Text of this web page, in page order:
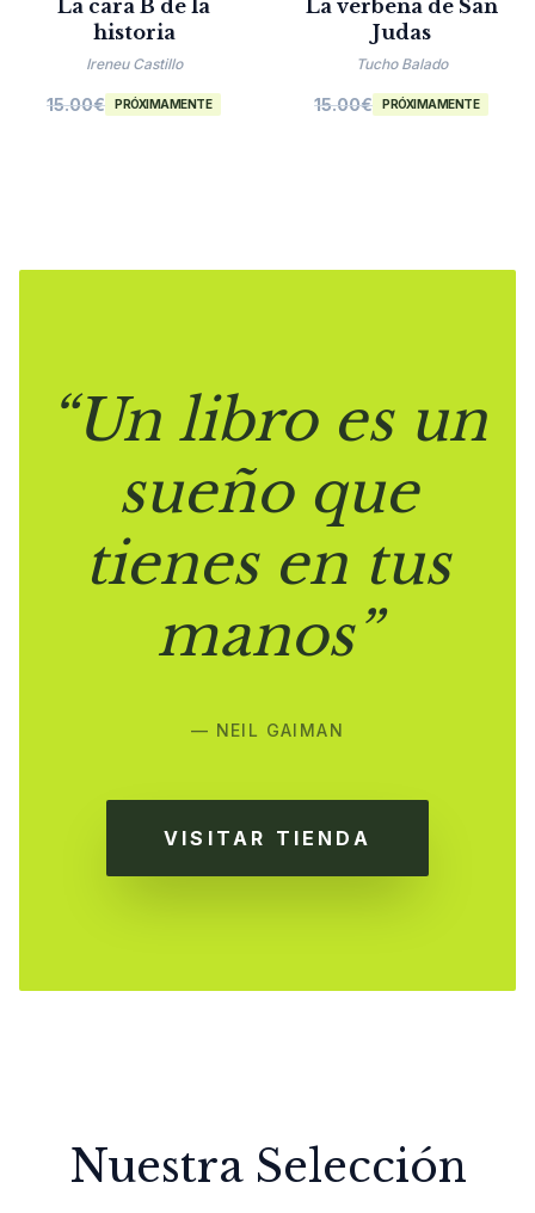
La cara B de la
historia
Ireneu Castillo
15.00€ PRÓXIMAMENTE
La verbena de San
Judas
Tucho Balado
15.00€ PRÓXIMAMENTE
“Un libro es un
sueño que
tienes en tus
manos”
— NEIL GAIMAN
VISITAR TIENDA
Nuestra Selección